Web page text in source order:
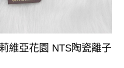
維亞花園 NTS陶瓷離子